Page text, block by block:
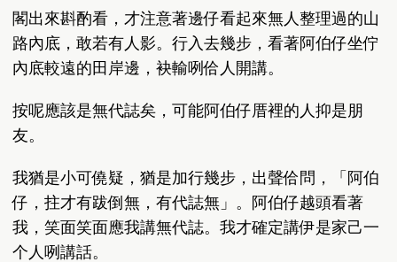
閣出來斟酌看，才注意著邊仔看起來無人整理過的山
路內底，敢若有人影。行入去幾步，看著阿伯仔坐佇
內底較遠的田岸邊，袂輸咧佮人開講。
按呢應該是無代誌矣，可能阿伯仔厝裡的人抑是朋
友。
我猶是小可僥疑，猶是加行幾步，出聲佮問，「阿伯
仔，拄才有跋倒無，有代誌無」。阿伯仔越頭看著
我，笑面笑面應我講無代誌。我才確定講伊是家己一
个人咧講話。